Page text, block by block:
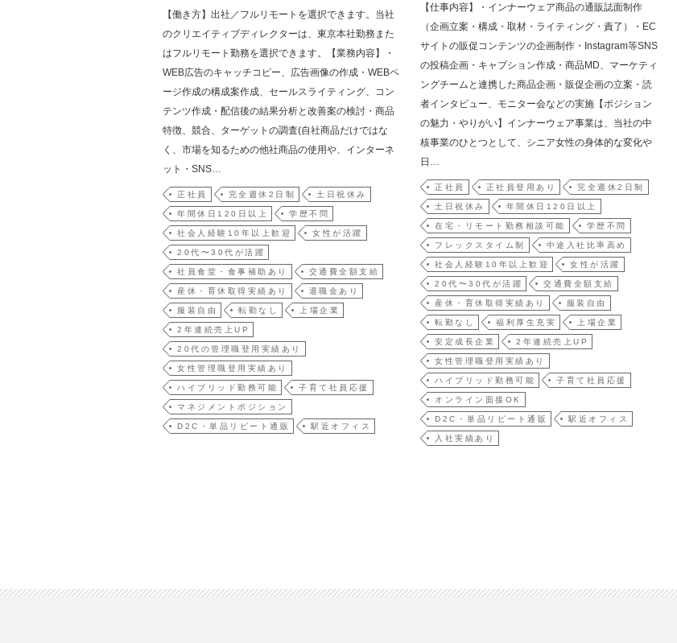
【働き方】出社／フルリモートを選択できます。当社
のクリエイティブディレクターは、東京本社勤務また
はフルリモート勤務を選択できます。【業務内容】・
WEB広告のキャッチコピー、広告画像の作成・WEBペ
ージ作成の構成案作成、セールスライティング、コン
テンツ作成・配信後の結果分析と改善案の検討・商品
特徴、競合、ターゲットの調査(自社商品だけではな
く、市場を知るための他社商品の使用や、インターネ
ット・SNS…
正社員 完全週休2日制 土日祝休み
年間休日120日以上 学歴不問
社会人経験10年以上歓迎 女性が活躍
20代〜30代が活躍
社員食堂・食事補助あり 交通費全額支給
産休・育休取得実績あり 退職金あり
服装自由 転勤なし 上場企業
2年連続売上UP
20代の管理職登用実績あり
女性管理職登用実績あり
ハイブリッド勤務可能 子育て社員応援
マネジメントポジション
D2C・単品リピート通販 駅近オフィス
【仕事内容】・インナーウェア商品の通販誌面制作
（企画立案・構成・取材・ライティング・責了）・EC
サイトの販促コンテンツの企画制作・Instagram等SNS
の投稿企画・キャプション作成・商品MD、マーケティ
ングチームと連携した商品企画・販促企画の立案・読
者インタビュー、モニター会などの実施【ポジション
の魅力・やりがい】インナーウェア事業は、当社の中
核事業のひとつとして、シニア女性の身体的な変化や
日…
正社員 正社員登用あり 完全週休2日制
土日祝休み 年間休日120日以上
在宅・リモート勤務相談可能 学歴不問
フレックスタイム制 中途入社比率高め
社会人経験10年以上歓迎 女性が活躍
20代〜30代が活躍 交通費全額支給
産休・育休取得実績あり 服装自由
転勤なし 福利厚生充実 上場企業
安定成長企業 2年連続売上UP
女性管理職登用実績あり
ハイブリッド勤務可能 子育て社員応援
オンライン面接OK
D2C・単品リピート通販 駅近オフィス
入社実績あり